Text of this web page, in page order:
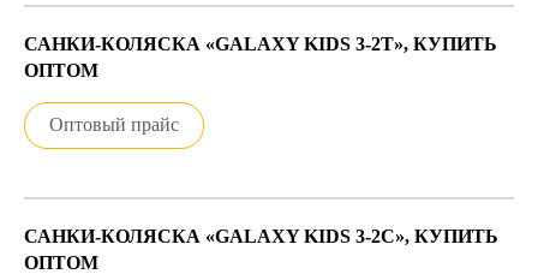
САНКИ-КОЛЯСКА «GALAXY KIDS 3-2Т», КУПИТЬ
ОПТОМ
Оптовый прайс
САНКИ-КОЛЯСКА «GALAXY KIDS 3-2С», КУПИТЬ
ОПТОМ